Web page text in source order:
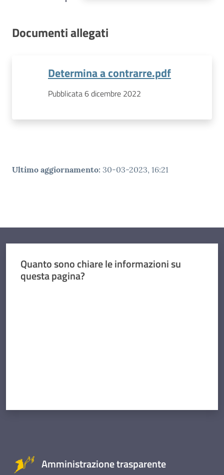
Documenti allegati
Determina a contrarre.pdf
Pubblicata 6 dicembre 2022
Ultimo aggiornamento: 30-03-2023, 16:21
Quanto sono chiare le informazioni su
questa pagina?
Amministrazione trasparente